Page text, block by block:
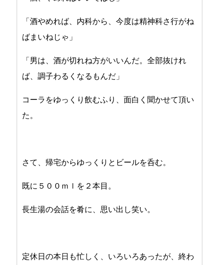
「酒やめれば、内科から、今度は精神科さ行がね
ばまいねじゃ」
「男は、酒が切れね方がいいんだ。全部抜けれ
ば、調子わるくなるもんだ」
コーラをゆっくり飲むふり、面白く聞かせて頂い
た。
さて、帰宅からゆっくりとビールを呑む。
既に５００ｍｌを２本目。
長生湯の会話を肴に、思い出し笑い。
定休日の本日も忙しく、いろいろあったが、終わ